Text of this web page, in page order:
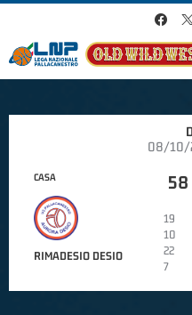
08/10/
CASA
RIMADESIO DESIO
58
19
10
22
7